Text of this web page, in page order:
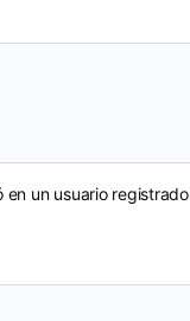
en un usuario registrado